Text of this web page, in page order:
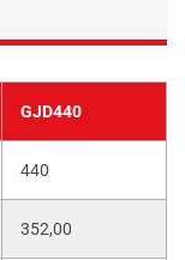
GJD440
440
352,00